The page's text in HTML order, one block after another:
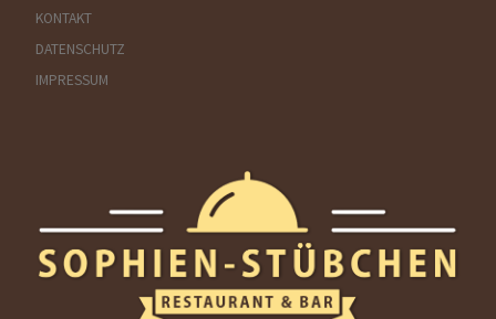
KONTAKT
DATENSCHUTZ
IMPRESSUM